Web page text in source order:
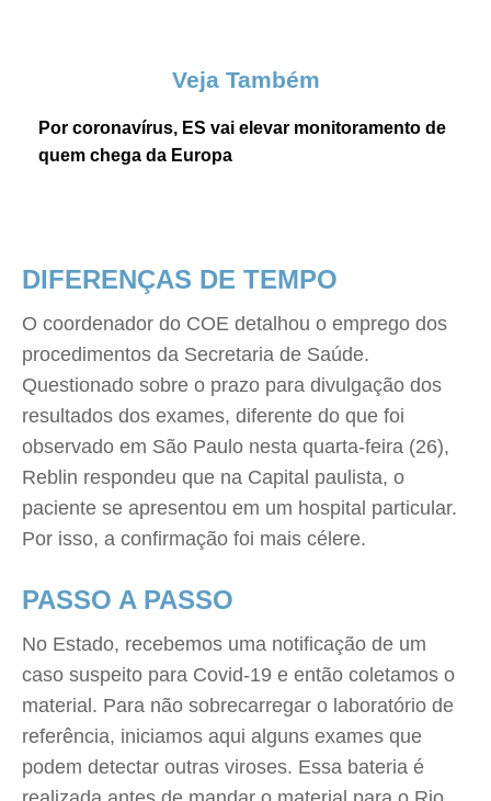
Veja Também
Por coronavírus, ES vai elevar monitoramento de
quem chega da Europa
DIFERENÇAS DE TEMPO
O coordenador do COE detalhou o emprego dos
procedimentos da Secretaria de Saúde.
Questionado sobre o prazo para divulgação dos
resultados dos exames, diferente do que foi
observado em São Paulo nesta quarta-feira (26),
Reblin respondeu que na Capital paulista, o
paciente se apresentou em um hospital particular.
Por isso, a confirmação foi mais célere.
PASSO A PASSO
No Estado, recebemos uma notificação de um
caso suspeito para Covid-19 e então coletamos o
material. Para não sobrecarregar o laboratório de
referência, iniciamos aqui alguns exames que
podem detectar outras viroses. Essa bateria é